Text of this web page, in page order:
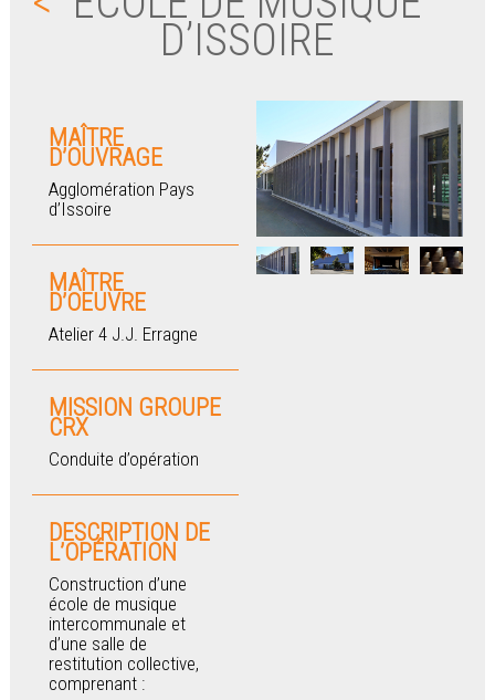
D’ISSOIRE
MAÎTRE
D’OUVRAGE
Agglomération Pays
d’Issoire
MAÎTRE
D’OEUVRE
Atelier 4 J.J. Erragne
MISSION GROUPE
CRX
Conduite d’opération
DESCRIPTION DE
L’OPÉRATION
Construction d’une
école de musique
intercommunale et
d’une salle de
restitution collective,
comprenant :